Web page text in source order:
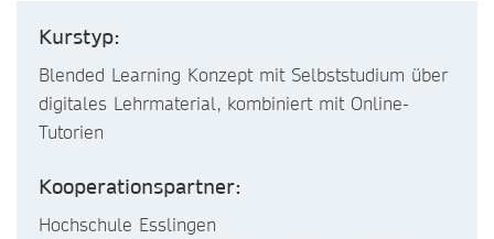
Kurstyp:
Blended Learning Konzept mit Selbststudium über
digitales Lehrmaterial, kombiniert mit Online-
Tutorien
Kooperationspartner:
Hochschule Esslingen